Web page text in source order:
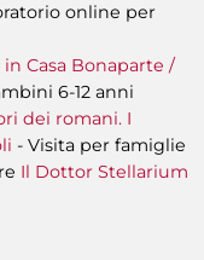
online per
in Casa Bonaparte /
6-12 anni
dei romani. I
- Visita per famiglie
Il Dottor Stellarium